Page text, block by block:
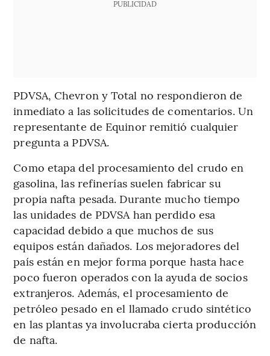
PUBLICIDAD
PDVSA, Chevron y Total no respondieron de
inmediato a las solicitudes de comentarios. Un
representante de Equinor remitió cualquier
pregunta a PDVSA.
Como etapa del procesamiento del crudo en
gasolina, las refinerías suelen fabricar su
propia nafta pesada. Durante mucho tiempo
las unidades de PDVSA han perdido esa
capacidad debido a que muchos de sus
equipos están dañados. Los mejoradores del
país están en mejor forma porque hasta hace
poco fueron operados con la ayuda de socios
extranjeros. Además, el procesamiento de
petróleo pesado en el llamado crudo sintético
en las plantas ya involucraba cierta producción
de nafta.